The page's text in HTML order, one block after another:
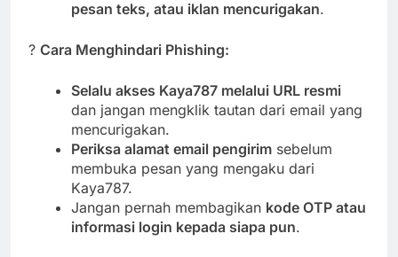
pesan teks, atau iklan mencurigakan.
? Cara Menghindari Phishing:
Selalu akses Kaya787 melalui URL resmi
dan jangan mengklik tautan dari email yang
mencurigakan.
Periksa alamat email pengirim sebelum
membuka pesan yang mengaku dari
Kaya787.
Jangan pernah membagikan kode OTP atau
informasi login kepada siapa pun.